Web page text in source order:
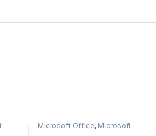
Microsoft Office, Microsoft